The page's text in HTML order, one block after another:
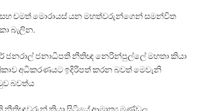
චමත් මොරායස් යන මහත්වරුන්ගෙන් සමන්විත
බැලින.
ජනාධිපති නීතිඥ නෙරින්පුල්ලේ මහතා කියා
අධිකරණයට ඉදිරිපත් කරන බවත් මෙවැනි
බවත්ය
කියා සිටියේ ආමාත්‍ය මණ්ඩල